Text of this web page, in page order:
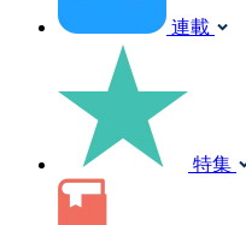
連載
特集